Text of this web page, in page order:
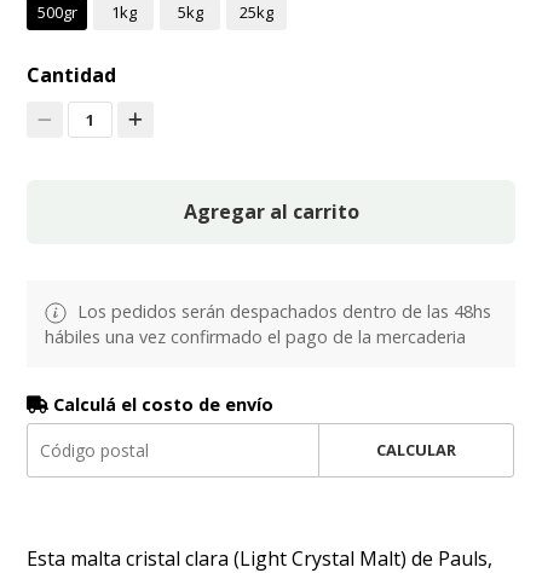
500gr 1kg 5kg 25kg
Cantidad
1
Agregar al carrito
Los pedidos serán despachados dentro de las 48hs
hábiles una vez confirmado el pago de la mercaderia
Calculá el costo de envío
CALCULAR
Esta malta cristal clara (Light Crystal Malt) de Pauls,